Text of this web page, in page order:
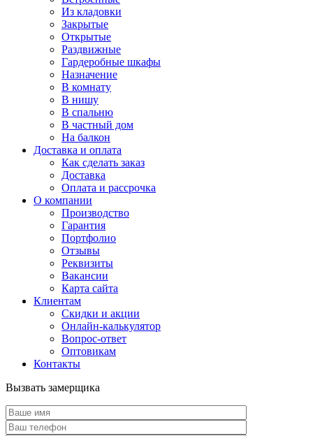
Из кладовки
Закрытые
Открытые
Раздвижные
Гардеробные шкафы
Назначение
В комнату
В нишу
В спальню
В частный дом
На балкон
Доставка и оплата
Как сделать заказ
Доставка
Оплата и рассрочка
О компании
Производство
Гарантия
Портфолио
Отзывы
Реквизиты
Вакансии
Карта сайта
Клиентам
Скидки и акции
Онлайн-калькулятор
Вопрос-ответ
Оптовикам
Контакты
Вызвать замерщика